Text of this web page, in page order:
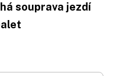
souprava jezdí